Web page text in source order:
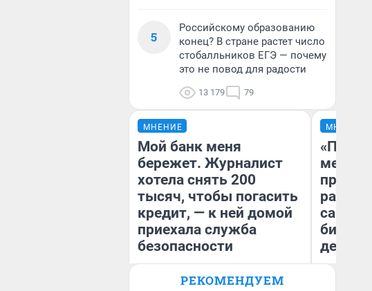
5
Российскому образованию
конец? В стране растет число
стобалльников ЕГЭ — почему
это не повод для радости
13 179 79
МНЕНИЕ
Мой банк меня
бережет. Журналист
хотела снять 200
тысяч, чтобы погасить
кредит, — к ней домой
приехала служба
безопасности
Ксения Владимирская
МНЕНИЕ
самом
РЕКОМЕНДУЕМ